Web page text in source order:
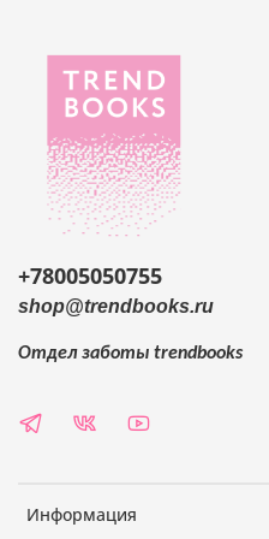
Информация
+78005050755
shop@trendbooks.ru
Отдел заботы trendbooks